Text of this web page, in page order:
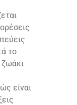
το
ζωάκι
είναι